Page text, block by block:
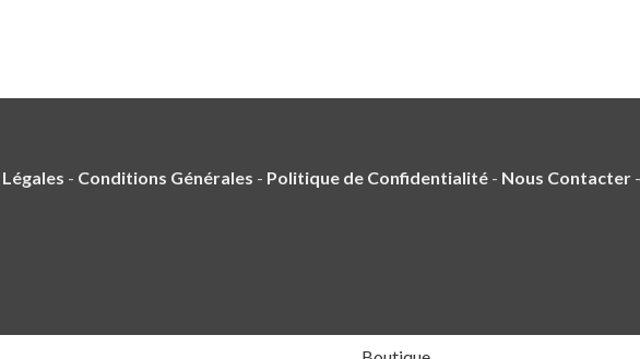
- Conditions Générales - Politique de Confidentialité- Nous Contacter-